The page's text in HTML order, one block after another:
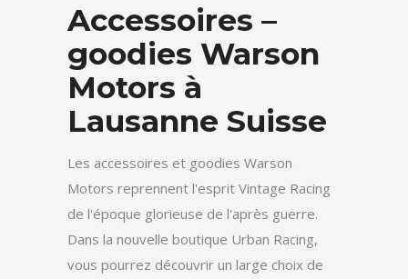
Accessoires –
goodies Warson
Motors à
Lausanne Suisse
Les accessoires et goodies Warson
Motors reprennent l'esprit Vintage Racing
de l'époque glorieuse de l'après guerre.
Dans la nouvelle boutique Urban Racing,
vous pourrez découvrir un large choix de